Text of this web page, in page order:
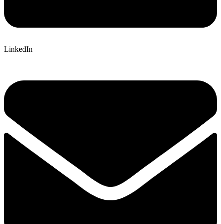
LinkedIn